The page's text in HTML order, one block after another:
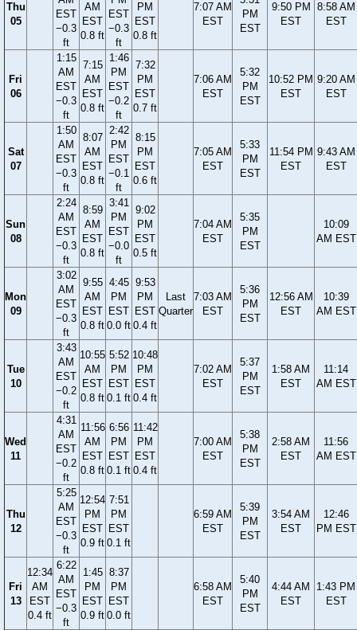
Thu
05
EST
−0.3
ft
AM
EST
0.8 ft
EST
−0.3
ft
PM
EST
0.8 ft
7:07 AM
EST
PM
EST
9:50 PM
EST
8:58 AM
EST
Fri
06
1:15
AM
EST
−0.3
ft
7:15
AM
EST
0.8 ft
1:46
PM
EST
−0.2
ft
7:32
PM
EST
0.7 ft
7:06 AM
EST
5:32
PM
EST
10:52 PM
EST
9:20 AM
EST
Sat
07
1:50
AM
EST
−0.3
ft
8:07
AM
EST
0.8 ft
2:42
PM
EST
−0.1
ft
8:15
PM
EST
0.6 ft
7:05 AM
EST
5:33
PM
EST
11:54 PM
EST
9:43 AM
EST
Sun
08
2:24
AM
EST
−0.3
ft
8:59
AM
EST
0.8 ft
3:41
PM
EST
−0.0
ft
9:02
PM
EST
0.5 ft
7:04 AM
EST
5:35
PM
EST
10:09
AM EST
Mon
09
3:02
AM
EST
−0.3
ft
9:55
AM
EST
0.8 ft
4:45
PM
EST
0.0 ft
9:53
PM
EST
0.4 ft
Last
Quarter
7:03 AM
EST
5:36
PM
EST
12:56 AM
EST
10:39
AM EST
Tue
10
3:43
AM
EST
−0.2
ft
10:55
AM
EST
0.8 ft
5:52
PM
EST
0.1 ft
10:48
PM
EST
0.4 ft
7:02 AM
EST
5:37
PM
EST
1:58 AM
EST
11:14
AM EST
Wed
11
4:31
AM
EST
−0.2
ft
11:56
AM
EST
0.8 ft
6:56
PM
EST
0.1 ft
11:42
PM
EST
0.4 ft
7:00 AM
EST
5:38
PM
EST
2:58 AM
EST
11:56
AM EST
Thu
12
5:25
AM
EST
−0.3
ft
12:54
PM
EST
0.9 ft
7:51
PM
EST
0.1 ft
6:59 AM
EST
5:39
PM
EST
3:54 AM
EST
12:46
PM EST
Fri
13
12:34
AM
EST
0.4 ft
6:22
AM
EST
−0.3
ft
1:45
PM
EST
0.9 ft
8:37
PM
EST
0.0 ft
6:58 AM
EST
5:40
PM
EST
4:44 AM
EST
1:43 PM
EST